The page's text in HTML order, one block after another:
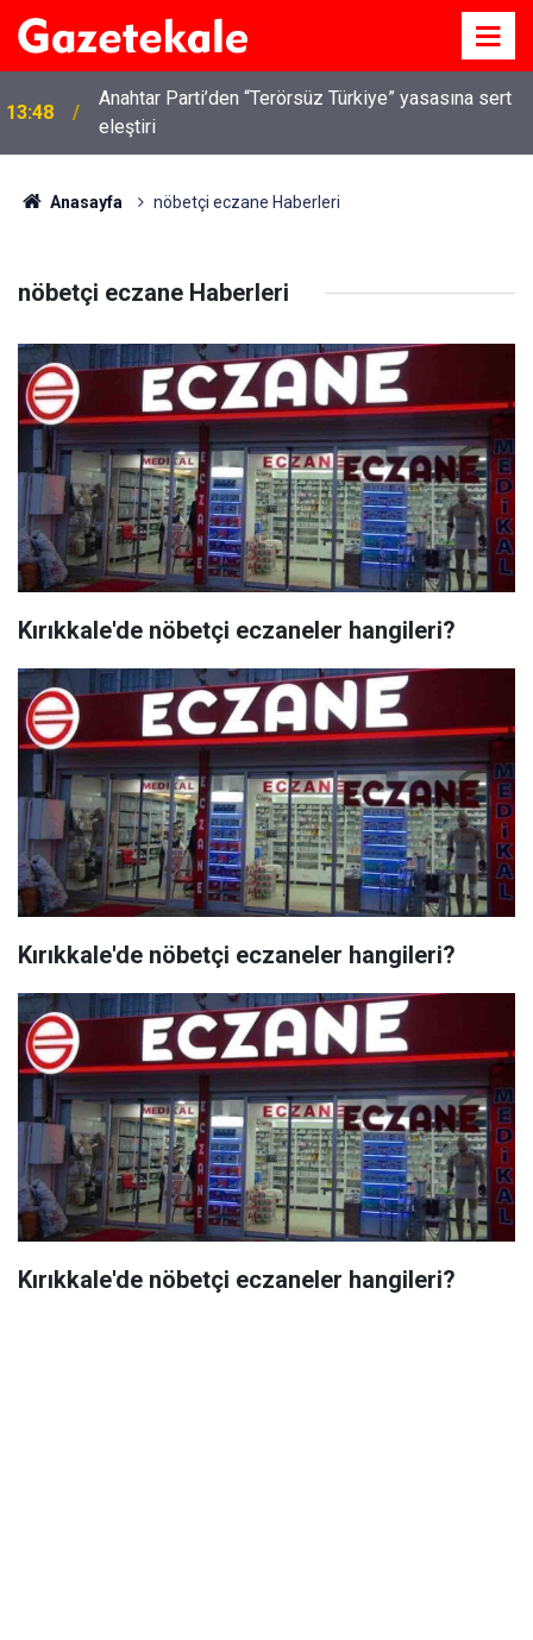
13:48
Anahtar Parti’den “Terörsüz Türkiye” yasasına sert
eleştiri
Anasayfa nöbetçi eczane Haberleri
nöbetçi eczane Haberleri
Kırıkkale'de nöbetçi eczaneler hangileri?
Kırıkkale'de nöbetçi eczaneler hangileri?
Kırıkkale'de nöbetçi eczaneler hangileri?